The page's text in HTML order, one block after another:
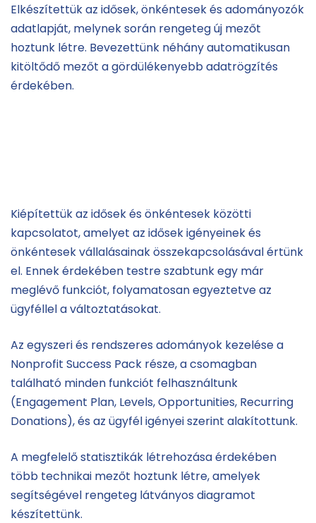
Elkészítettük az idősek, önkéntesek és adományozók
adatlapját, melynek során rengeteg új mezőt
hoztunk létre. Bevezettünk néhány automatikusan
kitöltődő mezőt a gördülékenyebb adatrögzítés
érdekében.
Kiépítettük az idősek és önkéntesek közötti
kapcsolatot, amelyet az idősek igényeinek és
önkéntesek vállalásainak összekapcsolásával értünk
el. Ennek érdekében testre szabtunk egy már
meglévő funkciót, folyamatosan egyeztetve az
ügyféllel a változtatásokat.
Az egyszeri és rendszeres adományok kezelése a
Nonprofit Success Pack része, a csomagban
található minden funkciót felhasználtunk
(Engagement Plan, Levels, Opportunities, Recurring
Donations), és az ügyfél igényei szerint alakítottunk.
A megfelelő statisztikák létrehozása érdekében
több technikai mezőt hoztunk létre, amelyek
segítségével rengeteg látványos diagramot
készítettünk.